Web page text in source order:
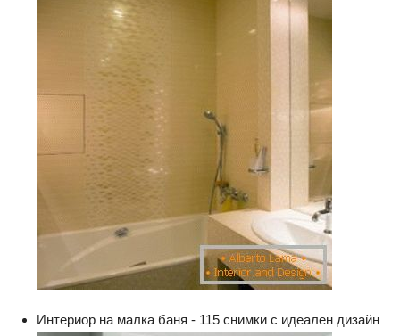
Интериор на малка баня - 115 снимки с идеален дизайн